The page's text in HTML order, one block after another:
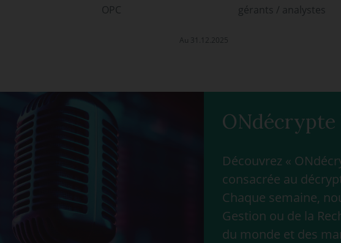
OPC gérants / analystes
Au 31.12.2025
ONdécrypte
Découvrez «
consacrée au
Chaque semaine,
Gestion ou de la
du monde et des